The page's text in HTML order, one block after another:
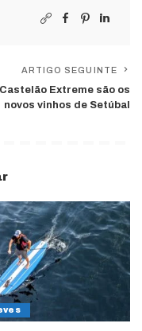
ARTIGO SEGUINTE
Castelão Extreme são os
novos vinhos de Setúbal